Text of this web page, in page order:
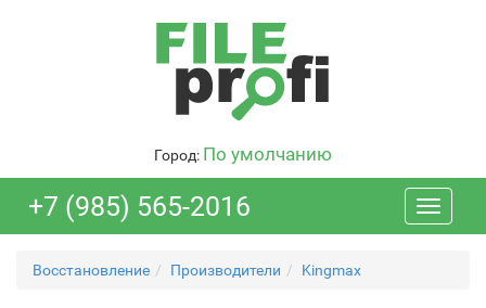
Город: По умолчанию
Toggle
+7 (985) 565-2016
Восстановление Производители Kingmax